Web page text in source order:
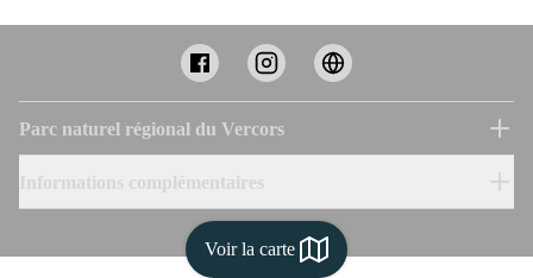
Voir la carte
Parc naturel régional du Vercors
Informations complémentaires